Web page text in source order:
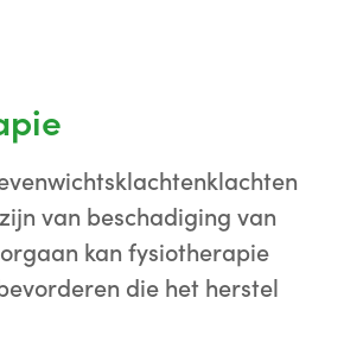
van beschadiging van
kan fysiotherapie
die het herstel